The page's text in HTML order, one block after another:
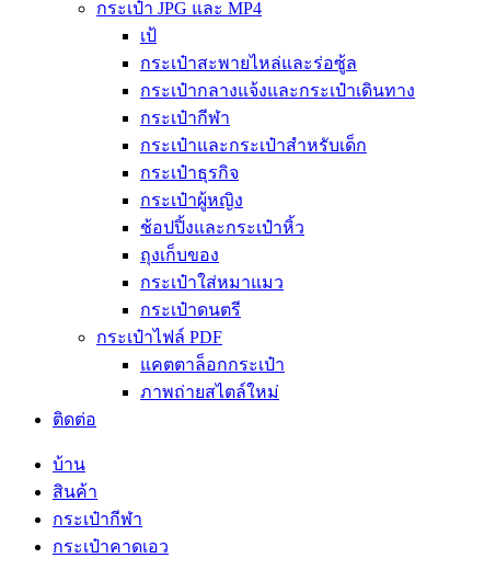
กระเป๋า JPG และ MP4
เป้
กระเป๋าสะพายไหล่และร่อซู้ล
กระเป๋ากลางแจ้งและกระเป๋าเดินทาง
กระเป๋ากีฬา
กระเป๋าและกระเป๋าสำหรับเด็ก
กระเป๋าธุรกิจ
กระเป๋าผู้หญิง
ช้อปปิ้งและกระเป๋าหิ้ว
ถุงเก็บของ
กระเป๋าใส่หมาแมว
กระเป๋าดนตรี
กระเป๋าไฟล์ PDF
แคตตาล็อกกระเป๋า
ภาพถ่ายสไตล์ใหม่
ติดต่อ
บ้าน
สินค้า
กระเป๋ากีฬา
กระเป๋าคาดเอว